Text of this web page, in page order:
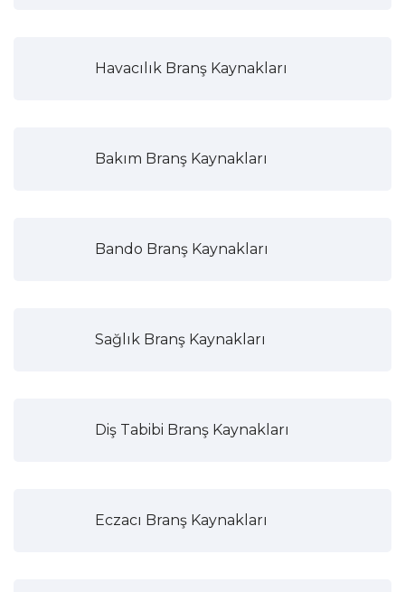
Havacılık Branş Kaynakları
Bakım Branş Kaynakları
Bando Branş Kaynakları
Sağlık Branş Kaynakları
Diş Tabibi Branş Kaynakları
Eczacı Branş Kaynakları